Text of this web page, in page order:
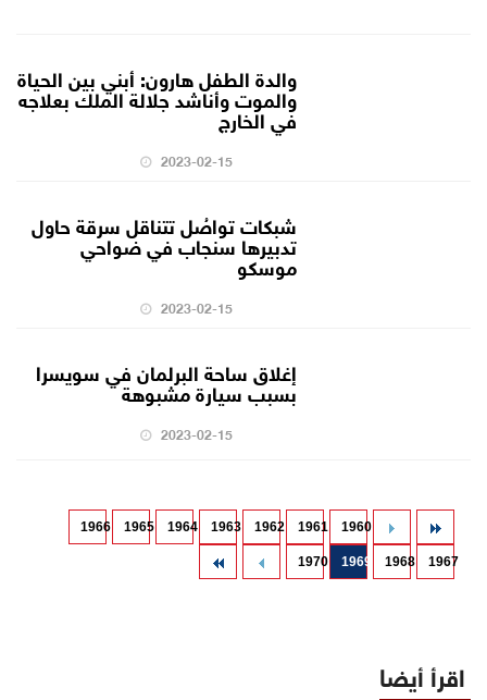
والدة الطفل هارون: أبني بين الحياة
والموت وأناشد جلالة الملك بعلاجه
في الخارج
2023-02-15
شبكات تواصُل تتناقل سرقة حاول
تدبيرها سنجاب في ضواحي
موسكو
2023-02-15
إغلاق ساحة البرلمان في سويسرا
بسبب سيارة مشبوهة
2023-02-15
1960
1961
1962
1963
1964
1965
1966
1967
1968
1969
1970
اقرأ أيضا